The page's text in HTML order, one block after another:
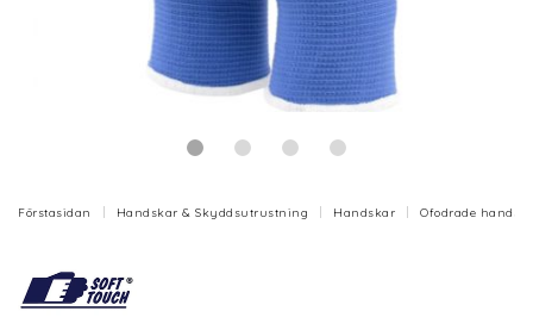
Förstasidan Handskar & Skyddsutrustning Handskar Ofodrade